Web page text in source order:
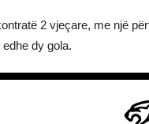
2 vjeçare, me një
dy gola.